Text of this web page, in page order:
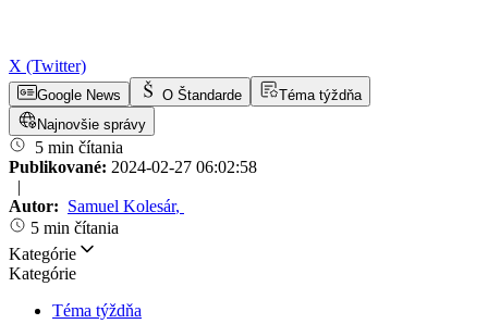
X (Twitter)
Google News O Štandarde
Téma týždňa
Najnovšie správy
5 min čítania
Publikované: 2024-02-27 06:02:58
|
Autor: Samuel Kolesár,
5 min čítania
Kategórie
Kategórie
Téma týždňa